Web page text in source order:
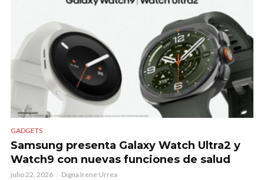
GADGETS
Samsung presenta Galaxy Watch Ultra2 y
Watch9 con nuevas funciones de salud
julio 22, 2026 Digna Irene Urrea